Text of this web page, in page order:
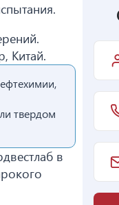
Китай.
твердом
в